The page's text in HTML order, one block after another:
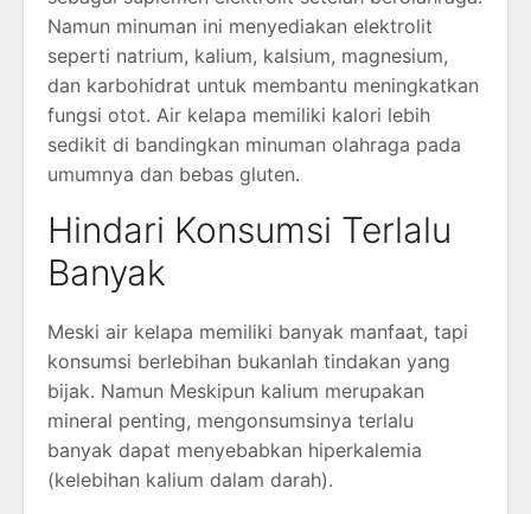
Namun minuman ini menyediakan elektrolit
seperti natrium, kalium, kalsium, magnesium,
dan karbohidrat untuk membantu meningkatkan
fungsi otot. Air kelapa memiliki kalori lebih
sedikit di bandingkan minuman olahraga pada
umumnya dan bebas gluten.
Hindari Konsumsi Terlalu
Banyak
Meski air kelapa memiliki banyak manfaat, tapi
konsumsi berlebihan bukanlah tindakan yang
bijak. Namun Meskipun kalium merupakan
mineral penting, mengonsumsinya terlalu
banyak dapat menyebabkan hiperkalemia
(kelebihan kalium dalam darah).